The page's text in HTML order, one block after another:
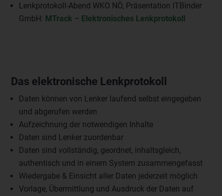
Lenkprotokoll-Abend WKO NÖ, Präsentation ITBinder
GmbH: MTrack – Elektronisches Lenkprotokoll
Das elektronische Lenkprotokoll
Daten können von Lenker laufend selbst eingegeben
und abgerufen werden
Aufzeichnung der notwendigen Inhalte
Daten sind Lenker zuordenbar
Daten sind vollständig, geordnet, inhaltsgleich,
authentisch und in einem System zusammengefasst
Wiedergabe & Einsicht aller Daten jederzeit möglich
Vorlage, Übermittlung und Ausdruck der Daten auf